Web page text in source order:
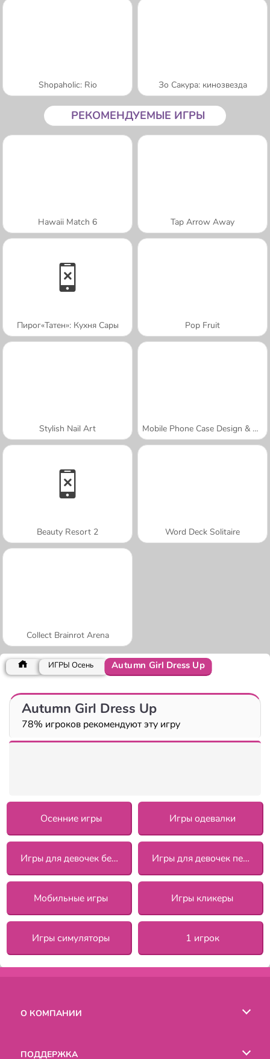
Shopaholic: Rio Зо Сакура: кинозвезда
РЕКОМЕНДУЕМЫЕ ИГРЫ
Hawaii Match 6 Tap Arrow Away
Пирог«Татен»: Кухня Сары Pop Fruit
Stylish Nail Art Mobile Phone Case Design & DIY
Beauty Resort 2 Word Deck Solitaire
Collect Brainrot Arena
ИГРЫ Осень Autumn Girl Dress Up
Autumn Girl Dress Up
78% игроков рекомендуют эту игру
Осенние игры Игры одевалки
Игры для девочек бесплатно Игры для девочек переделки
Мобильные игры Игры кликеры
Игры симуляторы 1 игрок
О КОМПАНИИ
ПОДДЕРЖКА